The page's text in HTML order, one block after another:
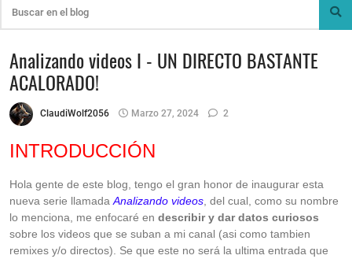
Analizando videos I - UN DIRECTO BASTANTE
ACALORADO!
ClaudiWolf2056 Marzo 27, 2024 2
INTRODUCCIÓN
Hola gente de este blog, tengo el gran honor de inaugurar esta
nueva serie llamada Analizando videos , del cual, como su nombre
lo menciona, me enfocaré en describir y dar datos curiosos
sobre los videos que se suban a mi canal (asi como tambien
remixes y/o directos). Se que este no será la ultima entrada que